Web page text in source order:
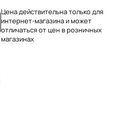
Цена действительна только для
интернет-магазина и может
отличаться от цен в розничных
магазинах